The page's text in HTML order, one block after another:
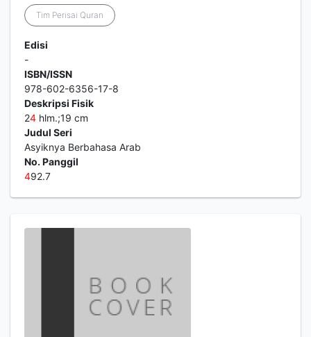
Tim Perisai Quran
Edisi
-
ISBN/ISSN
978-602-6356-17-8
Deskripsi Fisik
24 hlm.;19 cm
Judul Seri
Asyiknya Berbahasa Arab
No. Panggil
492.7